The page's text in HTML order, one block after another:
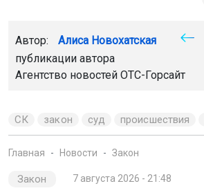
Автор: Алиса Новохатская
публикации автора
Агентство новостей ОТС-Горсайт
СК закон суд происшествия
Главная Новости Закон
Закон 7 августа 2026 - 21:48